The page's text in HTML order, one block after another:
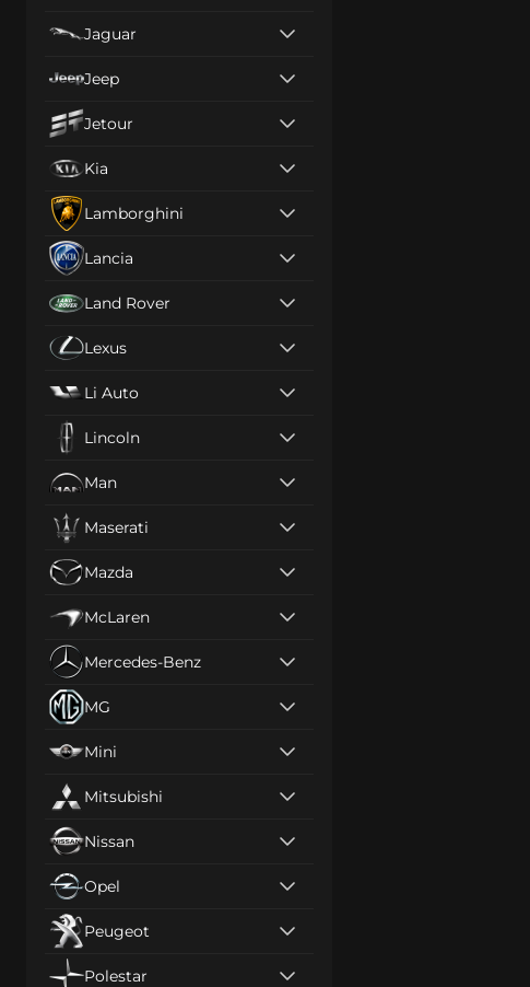
Jaguar
Jeep
Jetour
Kia
Lamborghini
Lancia
Land Rover
Lexus
Li Auto
Lincoln
Man
Maserati
Mazda
McLaren
Mercedes-Benz
MG
Mini
Mitsubishi
Nissan
Opel
Peugeot
Polestar